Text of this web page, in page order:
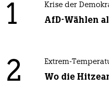
1 Krise der
AfD-Wählen
2 Extrem-
Wo die